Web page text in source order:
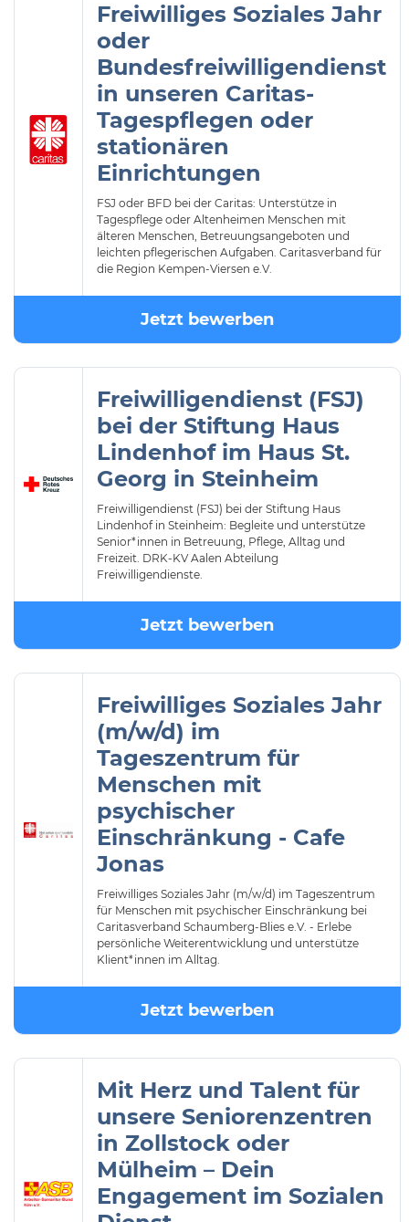
Freiwilliges Soziales Jahr
oder
Bundesfreiwilligendienst
in unseren Caritas-
Tagespflegen oder
stationären
Einrichtungen
FSJ oder BFD bei der Caritas: Unterstütze in
Tagespflege oder Altenheimen Menschen mit
älteren Menschen, Betreuungsangeboten und
leichten pflegerischen Aufgaben. Caritasverband für
die Region Kempen-Viersen e.V.
Jetzt bewerben
Freiwilligendienst (FSJ)
bei der Stiftung Haus
Lindenhof im Haus St.
Georg in Steinheim
Freiwilligendienst (FSJ) bei der Stiftung Haus
Lindenhof in Steinheim: Begleite und unterstütze
Senior*innen in Betreuung, Pflege, Alltag und
Freizeit. DRK-KV Aalen Abteilung
Freiwilligendienste.
Jetzt bewerben
Freiwilliges Soziales Jahr
(m/w/d) im
Tageszentrum für
Menschen mit
psychischer
Einschränkung - Cafe
Jonas
Freiwilliges Soziales Jahr (m/w/d) im Tageszentrum
für Menschen mit psychischer Einschränkung bei
Caritasverband Schaumberg-Blies e.V. - Erlebe
persönliche Weiterentwicklung und unterstütze
Klient*innen im Alltag.
Jetzt bewerben
Mit Herz und Talent für
unsere Seniorenzentren
in Zollstock oder
Mülheim – Dein
Engagement im Sozialen